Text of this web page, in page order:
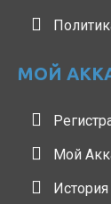
МОЙ
Мой